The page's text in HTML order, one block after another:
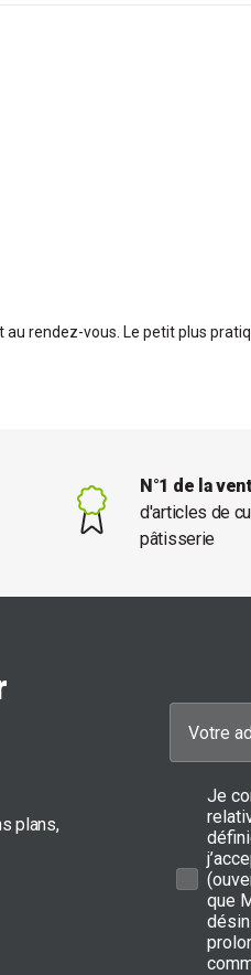
rendez-vous. Le petit plus
N°1 de la
d'articles de
pâtisserie
plans,
Je
que